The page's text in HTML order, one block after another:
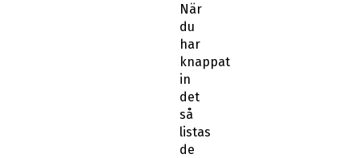
När
du
har
knappat
in
det
så
listas
de